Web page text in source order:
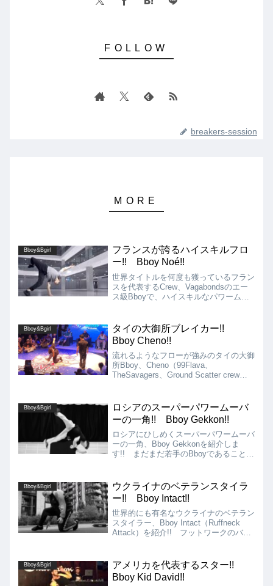
breakers-session
Bboy&Bgirl
フランスが誇るハイスキルフロ
ー!! Bboy Noé!!
世界タイトルを何度も獲っているフラン
スを代表するCrew、Vagabondsのエー
ス級Bboyで、ハイスキルなパワームー
コいいです!!
Bboy&Bgirl
タイの大御所ブレイカー!!
Bboy Cheno!!
流れるようなフローが強みのタイの大御
所Bboy、Cheno（99Flava、
TheSavagers、Ground Scatter crew）
ーンを牽引してきたBboyです!! 国内で
は圧倒的な強さを見せ、国際的なバトル
でも活躍しています!!
Bboy&Bgirl
ロシアのスーパーパワームーバ
ーの一角!! Bboy Gekkon!!
ロシアにひしめくスーパーパワームーバ
ーの一角、Bboy Gekkonを紹介しま
す!! まだまだ若手のBboyであることか
パワームーバーの実力をぜひご覧くださ
い!!
Bboy&Bgirl
ウクライナのベテランスタイラ
ー!! Bboy Intact!!
世界的にも有名なウクライナのベテラン
スタイラー、Bboy Intact（Ruffneck
Attack）を紹介!! フットワークのバリ
影響を受けたスタイラーも多いことも納
得。
Bboy&Bgirl
アメリカを代表するスター!!
Bboy Kid David!!